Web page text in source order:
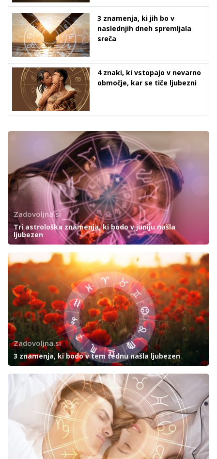
3 znamenja, ki jih bo v
naslednjih dneh spremljala
sreča
4 znaki, ki vstopajo v nevarno
območje, kar se tiče ljubezni
Zadovoljna.si
Tri astrološka znamenja, ki bodo v juniju našla
ljubezen
Zadovoljna.si
3 znamenja, ki bodo v tem tednu našla ljubezen